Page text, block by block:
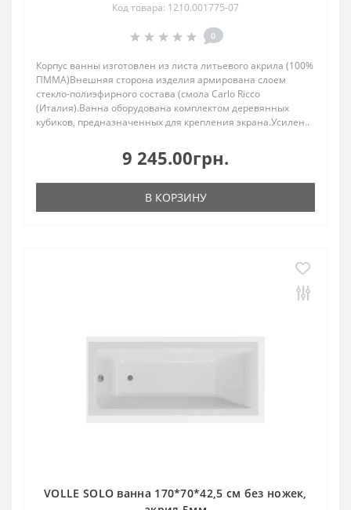
Код товара: 1210.001775-07
0
Корпус ванны изготовлен из листа литьевого акрила (100%
ПММА)Внешняя сторона изделия армирована слоем
стекло-полиэфирного состава (смола Carlo Ricco
(Италия).Ванна оборудована комплектом деревянных
кубиков, предназначенных для крепления экрана.Усилен..
9 245.00грн.
В КОРЗИНУ
VOLLE SOLO ванна 170*70*42,5 см без ножек,